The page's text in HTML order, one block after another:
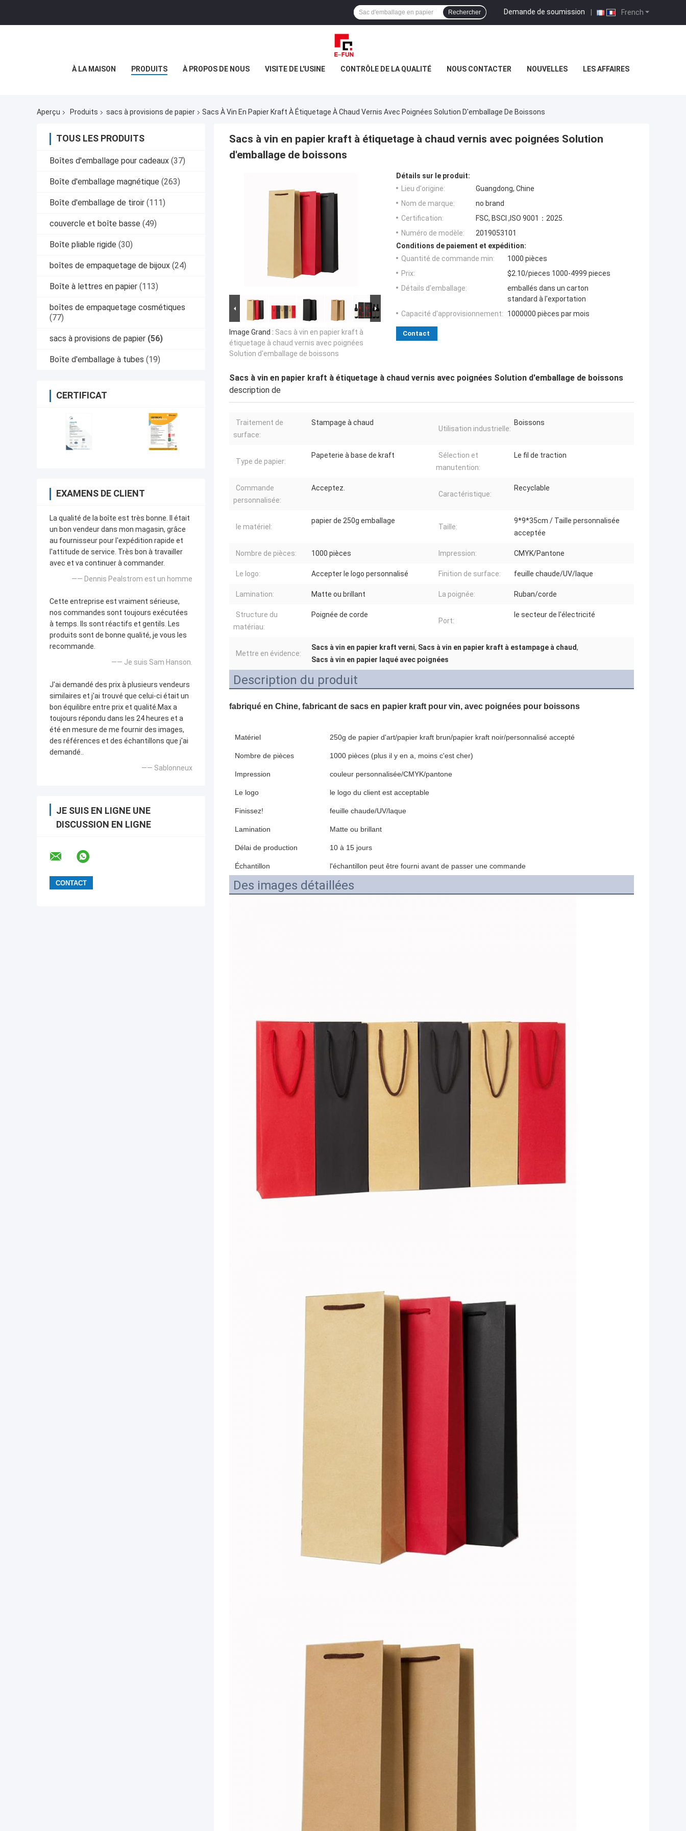
French
Demande de soumission |
Rechercher
À LA MAISON PRODUITS À PROPOS DE NOUS VISITE DE L'USINE CONTRÔLE DE LA QUALITÉ NOUS CONTACTER NOUVELLES LES AFFAIRES
Aperçu Produits sacs à provisions de papier Sacs À Vin En Papier Kraft À Étiquetage À Chaud Vernis Avec Poignées Solution D'emballage De Boissons
TOUS LES PRODUITS
Boîtes d'emballage pour cadeaux (37)
Boîte d'emballage magnétique (263)
Boîte d'emballage de tiroir (111)
couvercle et boîte basse (49)
Boîte pliable rigide (30)
boîtes de empaquetage de bijoux (24)
Boîte à lettres en papier (113)
boîtes de empaquetage cosmétiques
(77)
sacs à provisions de papier (56)
Boîte d'emballage à tubes (19)
CERTIFICAT
EXAMENS DE CLIENT
La qualité de la boîte est très bonne. Il était
un bon vendeur dans mon magasin, grâce
au fournisseur pour l'expédition rapide et
l'attitude de service. Très bon à travailler
avec et va continuer à commander.
—— Dennis Pealstrom est un homme
Cette entreprise est vraiment sérieuse,
nos commandes sont toujours exécutées
à temps. Ils sont réactifs et gentils. Les
produits sont de bonne qualité, je vous les
recommande.
—— Je suis Sam Hanson.
J'ai demandé des prix à plusieurs vendeurs
similaires et j'ai trouvé que celui-ci était un
bon équilibre entre prix et qualité.Max a
toujours répondu dans les 24 heures et a
été en mesure de me fournir des images,
des références et des échantillons que j'ai
demandé..
—— Sablonneux
JE SUIS EN LIGNE UNE
DISCUSSION EN LIGNE
Sacs à vin en papier kraft à étiquetage à chaud vernis avec poignées Solution
d'emballage de boissons
Image Grand : Sacs à vin en papier kraft à
étiquetage à chaud vernis avec poignées
Solution d'emballage de boissons
Détails sur le produit:
Lieu d'origine:
Guangdong, Chine
Nom de marque:
no brand
Certification:
FSC, BSCI ,ISO 9001：2025.
Numéro de modèle:
2019053101
Conditions de paiement et expédition:
Quantité de commande min:
1000 pièces
Prix:
$2.10/pieces 1000-4999 pieces
Détails d'emballage:
emballés dans un carton
standard à l'exportation
Capacité d'approvisionnement:
1000000 pièces par mois
Contact
Sacs à vin en papier kraft à étiquetage à chaud vernis avec poignées Solution d'emballage de boissons
description de
Traitement de
surface:
Stampage à chaud
Utilisation industrielle:
Boissons
Type de papier:
Papeterie à base de kraft
Sélection et
manutention:
Le fil de traction
Commande
personnalisée:
Acceptez.
Caractéristique:
Recyclable
le matériel:
papier de 250g emballage
Taille:
9*9*35cm / Taille personnalisée
acceptée
Nombre de pièces: 1000 pièces Impression: CMYK/Pantone
Le logo: Accepter le logo personnalisé Finition de surface: feuille chaude/UV/laque
Lamination: Matte ou brillant La poignée: Ruban/corde
Structure du
matériau:
Poignée de corde
Port:
le secteur de l'électricité
Mettre en évidence:
Sacs à vin en papier kraft verni, Sacs à vin en papier kraft à estampage à chaud,
Sacs à vin en papier laqué avec poignées
Description du produit
fabriqué en Chine, fabricant de sacs en papier kraft pour vin, avec poignées pour boissons
Matériel 250g de papier d'art/papier kraft brun/papier kraft noir/personnalisé accepté
Nombre de pièces 1000 pièces (plus il y en a, moins c'est cher)
Impression couleur personnalisée/CMYK/pantone
Le logo le logo du client est acceptable
Finissez! feuille chaude/UV/laque
Lamination Matte ou brillant
Délai de production 10 à 15 jours
Échantillon l'échantillon peut être fourni avant de passer une commande
Des images détaillées